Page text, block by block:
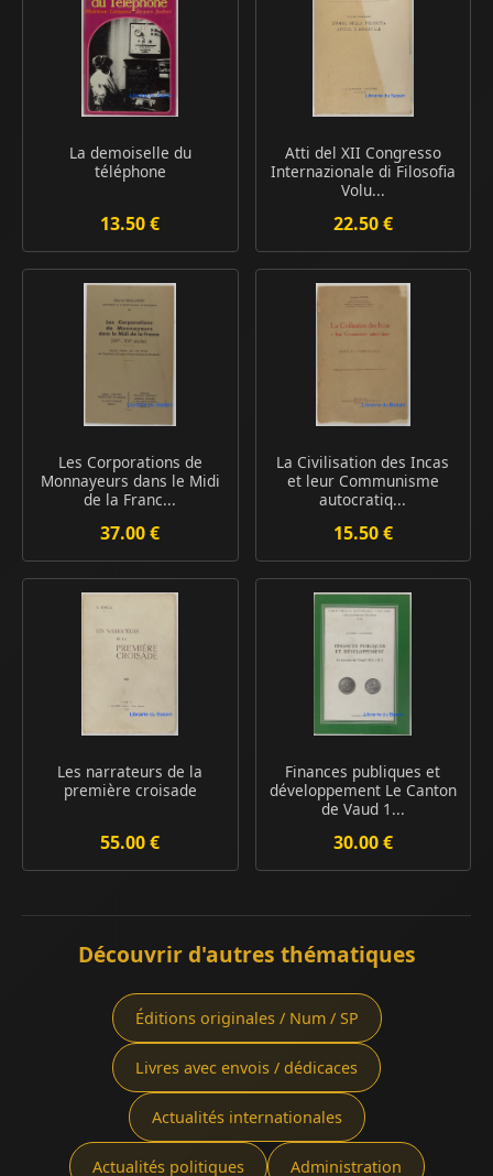
La demoiselle du
téléphone
13.50 €
Atti del XII Congresso
Internazionale di Filosofia
Volu...
22.50 €
Les Corporations de
Monnayeurs dans le Midi
de la Franc...
37.00 €
La Civilisation des Incas
et leur Communisme
autocratiq...
15.50 €
Les narrateurs de la
première croisade
55.00 €
Finances publiques et
développement Le Canton
de Vaud 1...
30.00 €
Découvrir d'autres thématiques
Éditions originales / Num / SP
Livres avec envois / dédicaces
Actualités internationales
Actualités politiques Administration